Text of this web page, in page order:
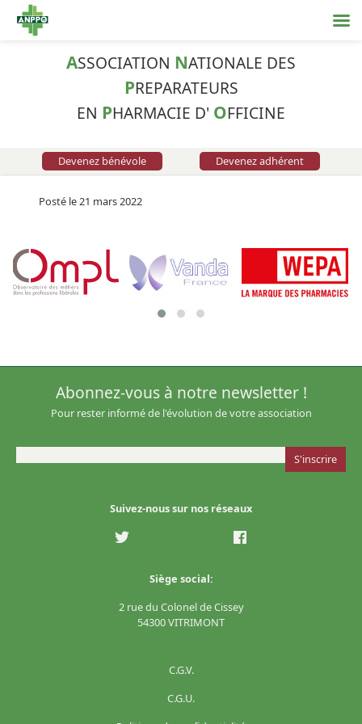
ASSOCIATION NATIONALE DES
PREPARATEURS
EN PHARMACIE D' OFFICINE
Devenez bénévole Devenez adhérent
Posté le 21 mars 2022
Suivez-nous sur nos réseaux
Siège social:
2 rue du Colonel de Cissey
54300 VITRIMONT
Abonnez-vous à notre newsletter !
Pour rester informé de l'évolution de votre association
C.G.V.
C.G.U.